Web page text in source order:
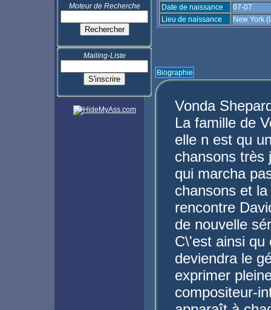
Moteur de Recherche
Mailing-Liste
Date de naissance
07-07
Lieu de naissance
New York
Biographie
Vonda
La famille de
elle n est qu
chansons très
qui marcha
chansons et
rencontre
de nouvelle
C\'est ainsi qu
deviendra le
exprimer
compositeur-